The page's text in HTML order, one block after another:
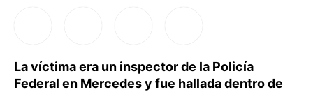
La víctima era un inspector de la Policía
Federal en Mercedes y fue hallada dentro de